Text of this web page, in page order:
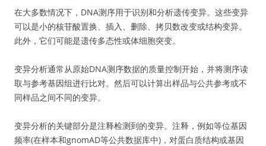
在大多数情况下，DNA测序用于识别和分析遗传变异。这些变异
可以是小的核苷酸置换、插入、删除、拷贝数改变或结构变异。
此外，它们可能是遗传多态性或体细胞突变。
变异分析通常从原始DNA测序数据的质量控制开始，并将测序读
取与参考基因组进行比对。然后可以计算出样品与公共参考或不
同样品之间不同的变异。
变异分析的关键部分是注释检测到的变异。注释，例如等位基因
频率(在样本和gnomAD等公共数据库中)，对蛋白质结构或基因